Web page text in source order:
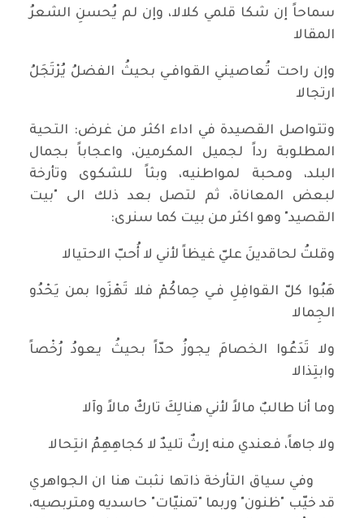
سماحاً إن شكا قلمي كلالا، وإن لم يُحسنِ الشعرُ
المقالا
وإن راحت تُعاصيني القوافـي بحيثُ الفضلُ يُرْتَجَلُ
ارتجالا
وتتواصل القصيدة في اداء اكثر من غرض: التحية
المطلوبة رداً لجميل المكرمين، واعجاباً بجمال
البلد، ومحبة لمواطنيه، وبثاً للشكوى وتأرخة
لبعض المعاناة، ثم لتصل بعد ذلك الى "بيت
القصيد" وهو اكثر من بيت كما سنرى:
وقلتُ لحاقدينَ عليّ غيظاً لأني لا أُحبّ الاحتيالا
هَبُوا كلّ القوافِلِ فـي حِماكُمْ فلا تَهْزَوا بمن يَحْدُو
الجِمالا
ولا تَدَعُوا الخصامَ يجوزُ حدّاً بحيثُ يعودُ رُخْصاً
وابتِذالا
وما أنا طالبٌ مالاً لأني هنالِكَ تاركٌ مالاً وآلا
ولا جاهاً، فعندي منه إرثٌ تليدٌ لا كجاهِهِمُ انتِحالا
وفي سياق التأرخة ذاتها نثبت هنا ان الجواهري
قد خيّب "ظنون" وربما "تمنيّات" حاسديه ومتربصيه،